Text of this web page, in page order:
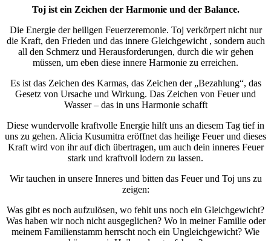
Toj ist ein Zeichen der Harmonie und der Balance.
Die Energie der heiligen Feuerzeremonie. Toj verkörpert nicht nur
die Kraft, den Frieden und das innere Gleichgewicht , sondern auch
all den Schmerz und Herausforderungen, durch die wir gehen
müssen, um eben diese innere Harmonie zu erreichen.
Es ist das Zeichen des Karmas, das Zeichen der „Bezahlung“, das
Gesetz von Ursache und Wirkung. Das Zeichen von Feuer und
Wasser – das in uns Harmonie schafft
Diese wundervolle kraftvolle Energie hilft uns an diesem Tag tief in
uns zu gehen. Alicia Kusumitra eröffnet das heilige Feuer und dieses
Kraft wird von ihr auf dich übertragen, um auch dein inneres Feuer
stark und kraftvoll lodern zu lassen.
Wir tauchen in unsere Inneres und bitten das Feuer und Toj uns zu
zeigen:
Was gibt es noch aufzulösen, wo fehlt uns noch ein Gleichgewicht?
Was haben wir noch nicht ausgeglichen? Wo in meiner Familie oder
meinem Familienstamm herrscht noch ein Ungleichgewicht? Wie